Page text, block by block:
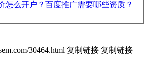
怎么开户？百度推广需要哪些资质？
30464.html 复制链接 复制链接